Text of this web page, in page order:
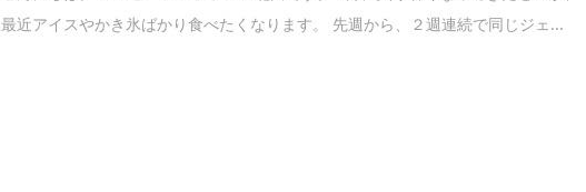
最近アイスやかき氷ばかり食べたくなります。 先週から、２週連続で同じジェ...